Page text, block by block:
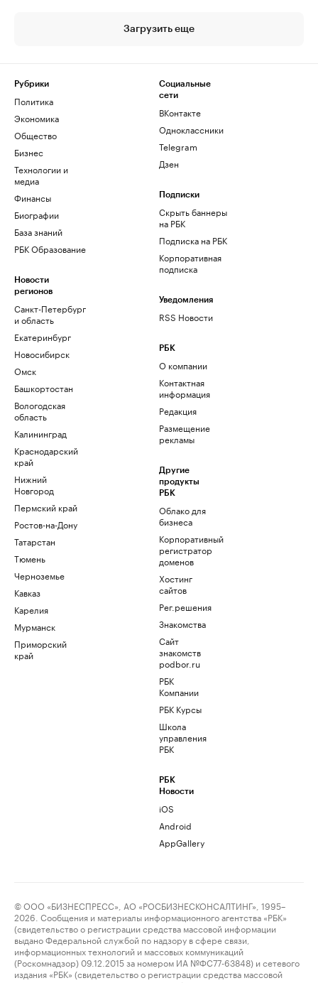
Загрузить еще
Рубрики
Политика
Экономика
Общество
Бизнес
Технологии и
медиа
Финансы
Биографии
База знаний
РБК Образование
Новости
регионов
Санкт-Петербург
и область
Екатеринбург
Новосибирск
Омск
Башкортостан
Вологодская
область
Калининград
Краснодарский
край
Нижний
Новгород
Пермский край
Ростов-на-Дону
Татарстан
Тюмень
Черноземье
Кавказ
Карелия
Мурманск
Приморский
край
Социальные
сети
ВКонтакте
Одноклассники
Telegram
Дзен
Подписки
Скрыть баннеры
на РБК
Подписка на РБК
Корпоративная
подписка
Уведомления
RSS Новости
РБК
О компании
Контактная
информация
Редакция
Размещение
рекламы
Другие
продукты
РБК
Облако для
бизнеса
Корпоративный
регистратор
доменов
Хостинг
сайтов
Рег.решения
Знакомства
Сайт
знакомств
podbor.ru
РБК
Компании
РБК Курсы
Школа
управления
РБК
РБК
Новости
iOS
Android
AppGallery
© ООО «БИЗНЕСПРЕСС», АО «РОСБИЗНЕСКОНСАЛТИНГ», 1995–
2026. Сообщения и материалы информационного агентства «РБК»
(свидетельство о регистрации средства массовой информации
выдано Федеральной службой по надзору в сфере связи,
информационных технологий и массовых коммуникаций
(Роскомнадзор) 09.12.2015 за номером ИА №ФС77-63848) и сетевого
издания «РБК» (свидетельство о регистрации средства массовой